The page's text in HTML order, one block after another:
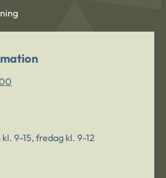
9-15, fredag kl. 9-12